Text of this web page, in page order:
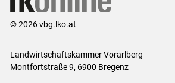
© 2026 vbg.lko.at
Landwirtschaftskammer Vorarlberg
Montfortstraße 9, 6900 Bregenz